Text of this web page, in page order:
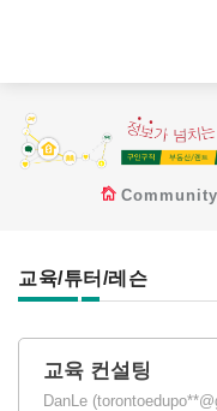
교육/튜터/레슨
교육 컨설팅
DanLe